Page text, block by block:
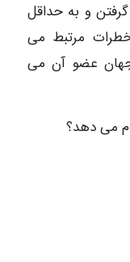
و به حداقل
مرتبط می
از سراسر جهان عضو آن می
می دهد؟